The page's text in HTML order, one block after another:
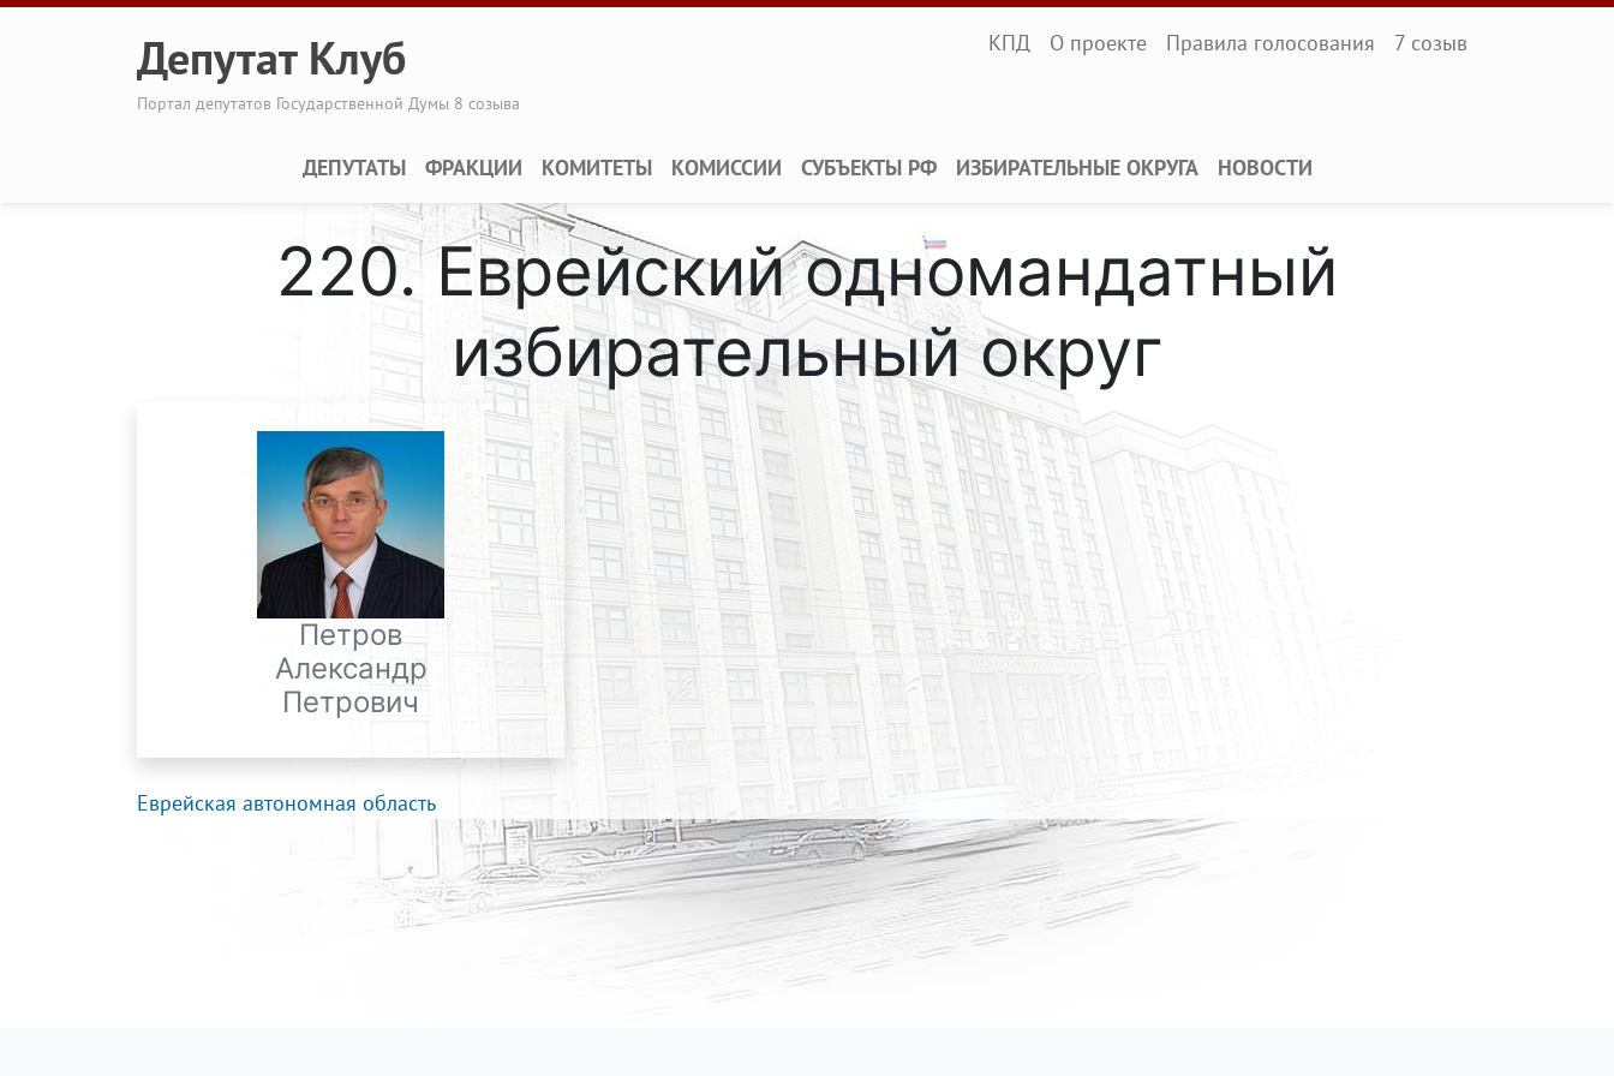
Перейти к основному содержанию
Депутат Клуб
Портал депутатов Государственной Думы 8 созыва
Infopanel
КПД О проекте Правила голосования 7 созыв
Main navigation
ДЕПУТАТЫ ФРАКЦИИ КОМИТЕТЫ КОМИССИИ СУБЪЕКТЫ РФ ИЗБИРАТЕЛЬНЫЕ ОКРУГА НОВОСТИ
220. Еврейский одномандатный
избирательный округ
Петров
Александр
Петрович
Еврейская автономная область